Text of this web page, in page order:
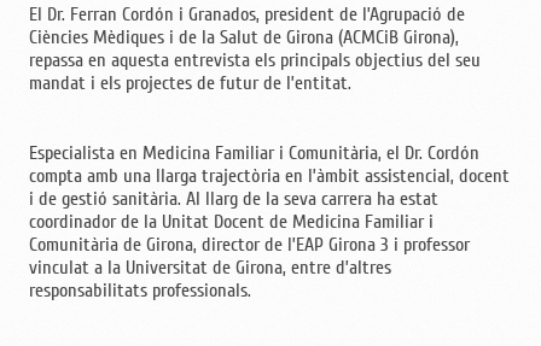
El Dr. Ferran Cordón i Granados, president de l’Agrupació de
Ciències Mèdiques i de la Salut de Girona (ACMCiB Girona),
repassa en aquesta entrevista els principals objectius del seu
mandat i els projectes de futur de l’entitat.
Especialista en Medicina Familiar i Comunitària, el Dr. Cordón
compta amb una llarga trajectòria en l’àmbit assistencial, docent
i de gestió sanitària. Al llarg de la seva carrera ha estat
coordinador de la Unitat Docent de Medicina Familiar i
Comunitària de Girona, director de l’EAP Girona 3 i professor
vinculat a la Universitat de Girona, entre d’altres
responsabilitats professionals.